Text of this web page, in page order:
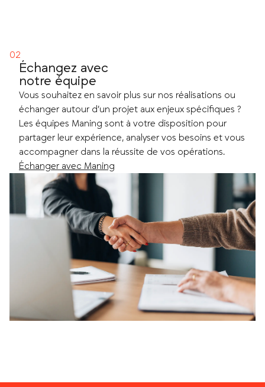
Échangez avec
notre équipe
Vous souhaitez en savoir plus sur nos réalisations ou
échanger autour d’un projet aux enjeux spécifiques ?
Les équipes Maning sont à votre disposition pour
partager leur expérience, analyser vos besoins et vous
accompagner dans la réussite de vos opérations.
Échanger avec Maning